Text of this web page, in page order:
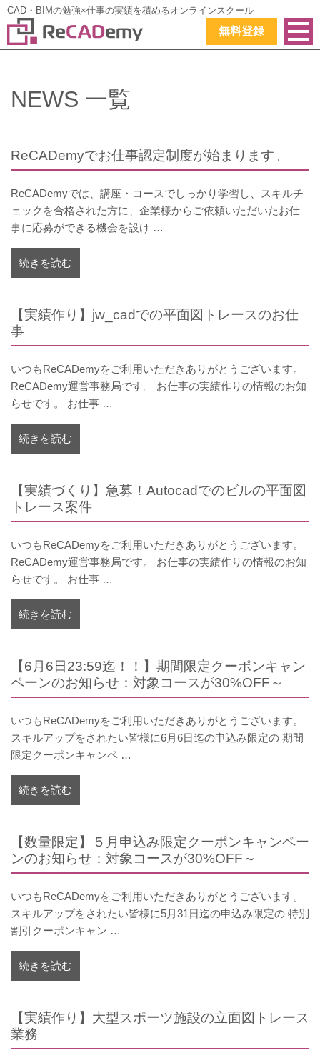
CAD・BIMの勉強×仕事の実績を積めるオンラインスクール
無料登録
NEWS 一覧
ReCADemyでお仕事認定制度が始まります。
ReCADemyでは、講座・コースでしっかり学習し、スキルチ
ェックを合格された方に、企業様からご依頼いただいたお仕
事に応募ができる機会を設け …
続きを読む
【実績作り】jw_cadでの平面図トレースのお仕
事
いつもReCADemyをご利用いただきありがとうございます。
ReCADemy運営事務局です。 お仕事の実績作りの情報のお知
らせです。 お仕事 …
続きを読む
【実績づくり】急募！Autocadでのビルの平面図
トレース案件
いつもReCADemyをご利用いただきありがとうございます。
ReCADemy運営事務局です。 お仕事の実績作りの情報のお知
らせです。 お仕事 …
続きを読む
【6月6日23:59迄！！】期間限定クーポンキャン
ペーンのお知らせ：対象コースが30%OFF～
いつもReCADemyをご利用いただきありがとうございます。
スキルアップをされたい皆様に6月6日迄の申込み限定の 期間
限定クーポンキャンペ …
続きを読む
【数量限定】５月申込み限定クーポンキャンペー
ンのお知らせ：対象コースが30%OFF～
いつもReCADemyをご利用いただきありがとうございます。
スキルアップをされたい皆様に5月31日迄の申込み限定の 特別
割引クーポンキャン …
続きを読む
【実績作り】大型スポーツ施設の立面図トレース
業務